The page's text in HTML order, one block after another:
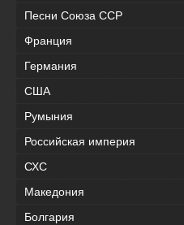
Песни Союза ССР
Франция
Германия
США
Румыния
Российская империя
СХС
Македония
Болгария